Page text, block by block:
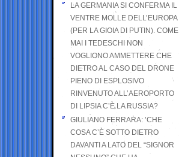
LA GERMANIA SI CONFERMA IL
VENTRE MOLLE DELL’EUROPA
(PER LA GIOIA DI PUTIN). COME
MAI I TEDESCHI NON
VOGLIONO AMMETTERE CHE
DIETRO AL CASO DEL DRONE
PIENO DI ESPLOSIVO
RINVENUTO ALL’AEROPORTO
DI LIPSIA C’È LA RUSSIA?
GIULIANO FERRARA: ’CHE
COSA C’È SOTTO DIETRO
DAVANTI A LATO DEL “SIGNOR